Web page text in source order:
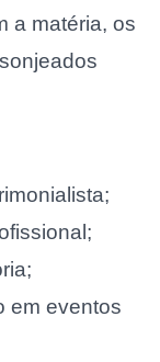
a matéria, os
em eventos